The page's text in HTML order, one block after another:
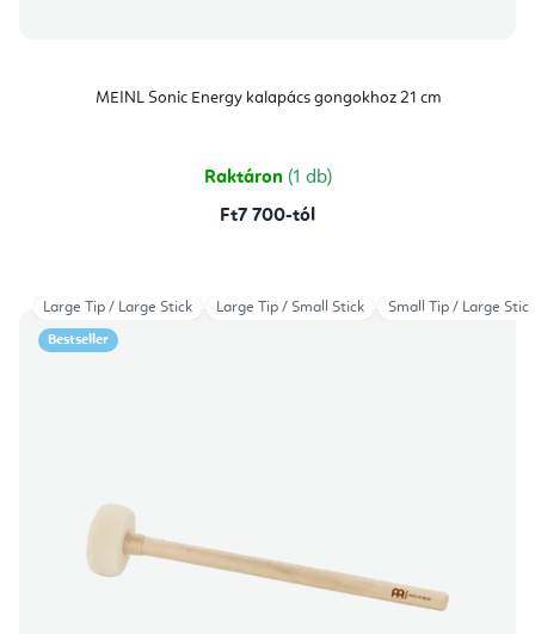
MEINL Sonic Energy kalapács gongokhoz 21 cm
Raktáron (1 db)
Ft7 700-tól
Bestseller
Large Tip / Large Stick Large Tip / Small Stick Small Tip / Large Stick